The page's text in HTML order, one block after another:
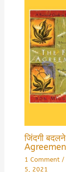
जिंदगी
1 Comment /
5, 2021